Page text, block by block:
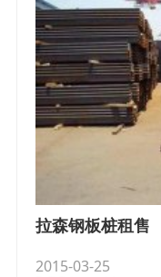
拉森钢板桩租售
2015-03-25